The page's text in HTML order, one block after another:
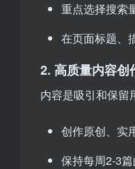
重点选择搜索
在页面标题、
2. 高质量内容创
内容是吸引和保留
创作原创、实
保持每周2-3